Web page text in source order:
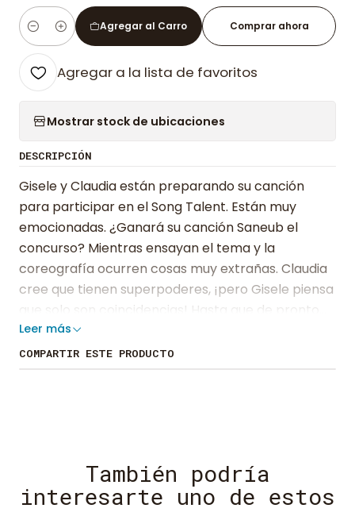
Cantidad
Agregar al Carro Comprar ahora
Agregar a la lista de favoritos
Mostrar stock de ubicaciones
DESCRIPCIÓN
Gisele y Claudia están preparando su canción
para participar en el Song Talent. Están muy
emocionadas. ¿Ganará su canción Saneub el
concurso? Mientras ensayan el tema y la
coreografía ocurren cosas muy extrañas. Claudia
cree que tienen superpoderes, ¡pero Gisele piensa
que solo son coincidencias! Hasta que de pronto…
sucede algo realmente mágico. ¡No te lo puedes
perder! ¡No te lo vas a creer!
Leer más
COMPARTIR ESTE PRODUCTO
También podría
interesarte uno de estos